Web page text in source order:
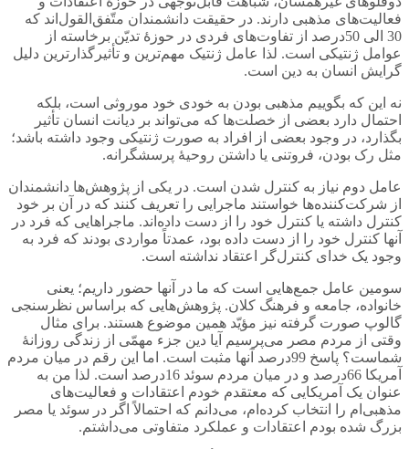
فعالیت‌های مذهبی دارند. در حقیقت دانشمندان متّفق‌القول‌اند که
30 الی 50درصد از تفاوت‌های فردی در حوزۀ تدیّن برخاسته از
عوامل ژنتیکی است. لذا عامل ژنتیک مهم‌ترین و تأثیرگذارترین دلیل
گرایش انسان به دین است.
نه این که بگوییم مذهبی بودن به خودی خود موروثی است، بلکه
احتمال دارد بعضی از خصلت‌ها که می‌تواند بر دیانت انسان تأثیر
بگذارد، در وجود بعضی از افراد به صورت ژنتیکی وجود داشته باشد؛
مثل رک بودن، فروتنی یا داشتن روحیۀ پرسشگرانه.
عامل دوم نیاز به کنترل شدن است. در یکی از پژوهش‌ها دانشمندان
از شرکت‌کننده‌ها خواستند ماجرایی را تعریف کنند که در آن بر خود
کنترل داشته یا کنترل خود را از دست داده‌اند. ماجراهایی که فرد در
آنها کنترل خود را از دست داده بود، عمدتاً مواردی بودند که فرد به
وجود یک خدای کنترل‌گر اعتقاد نداشته است.
سومین عامل جمع‌هایی است که ما در آنها حضور داریم؛ یعنی
خانواده، جامعه و فرهنگ کلان. پژوهش‌هایی که براساس نظرسنجی
گالوپ صورت گرفته نیز مؤیّد همین موضوع هستند. برای مثال
وقتی از مردم مصر می‌پرسیم آیا دین جزء مهمّی از زندگی روزانۀ
شماست؟ پاسخ 99درصد آنها مثبت است. اما این رقم در میان مردم
آمریکا 66درصد و در میان مردم سوئد 16درصد است. لذا من به
عنوان یک آمریکایی که معتقدم خودم اعتقادات و فعالیت‌های
مذهبی‌ام را انتخاب کرده‌ام، می‌دانم که احتمالاً اگر در سوئد یا مصر
بزرگ شده بودم اعتقادات و عملکرد متفاوتی می‌داشتم.